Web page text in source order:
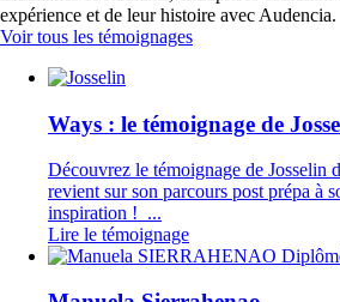
expérience et de leur histoire avec Audencia.
Voir tous les témoignages
Ways : le témoignage de
Découvrez le témoignage de Josselin
revient sur son parcours post prépa à
inspiration ! ...
Lire le témoignage